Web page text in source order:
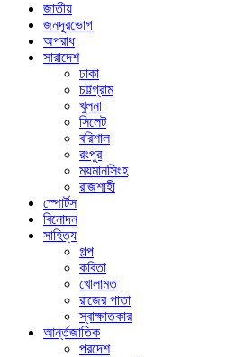
জাতীয়
জনদূরভোগ
অপরাধ
সারাদেশ
ঢাকা
চট্টগ্রাম
খুলনা
সিলেট
বরিশাল
রংপুর
ময়মানসিংহ
রাজশাহী
স্পোর্টস
বিনোদন
সাহিত্য
গল্প
কবিতা
খোলামত
রাজের পাতা
স্বাক্ষাতকার
আর্ন্তজাতিক
পরদেশ